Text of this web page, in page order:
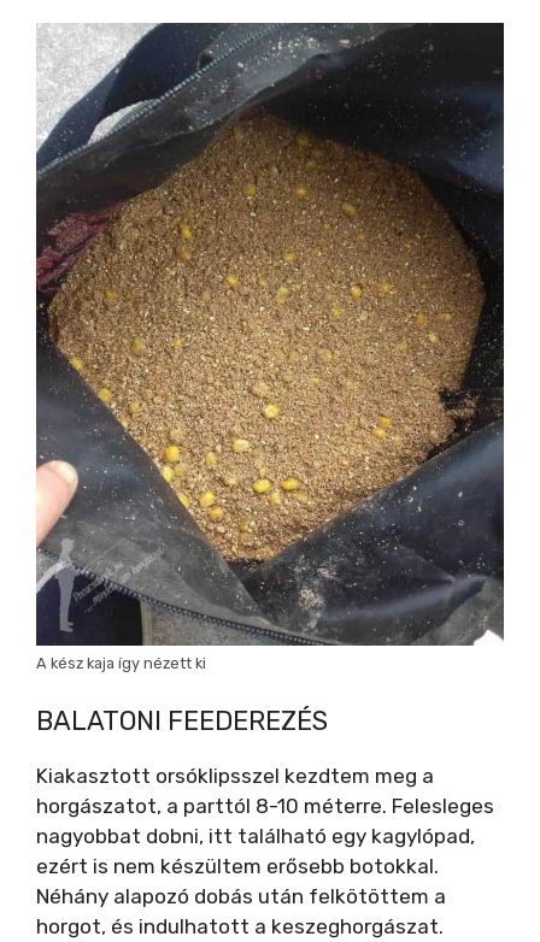
A kész kaja így nézett ki
BALATONI FEEDEREZÉS
Kiakasztott orsóklipsszel kezdtem meg a
horgászatot, a parttól 8-10 méterre. Felesleges
nagyobbat dobni, itt található egy kagylópad,
ezért is nem készültem erősebb botokkal.
Néhány alapozó dobás után felkötöttem a
horgot, és indulhatott a keszeghorgászat.